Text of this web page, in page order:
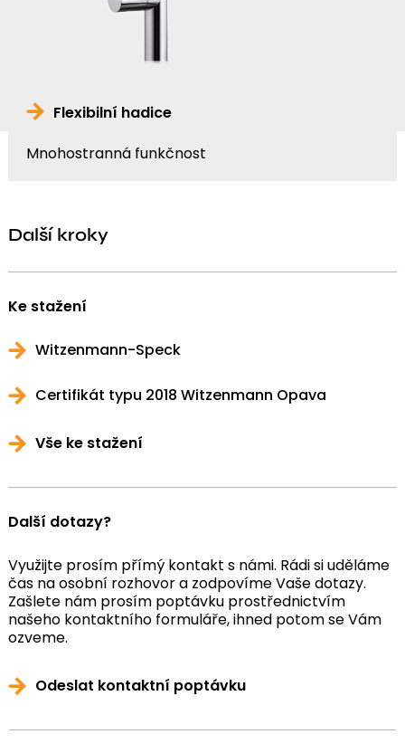
Flexibilní hadice
Mnohostranná funkčnost
Další kroky
Ke stažení
Witzenmann-Speck
Certifikát typu 2018 Witzenmann Opava
Vše ke stažení
Další dotazy?
Využijte prosím přímý kontakt s námi. Rádi si uděláme
čas na osobní rozhovor a zodpovíme Vaše dotazy.
Zašlete nám prosím poptávku prostřednictvím
našeho kontaktního formuláře, ihned potom se Vám
ozveme.
Odeslat kontaktní poptávku